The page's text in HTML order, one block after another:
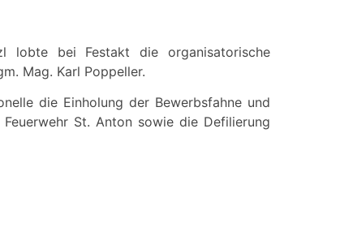
lobte bei Festakt die organisatorische
Mag. Karl Poppeller.
die Einholung der Bewerbsfahne und
St. Anton sowie die Defilierung